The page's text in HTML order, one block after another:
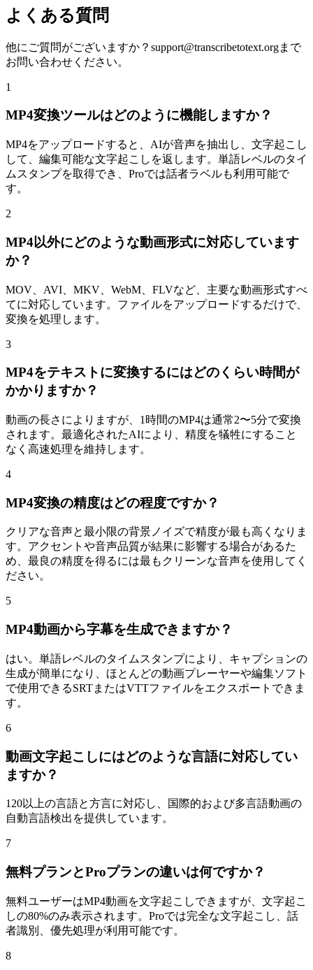
よくある質問
他にご質問がございますか？ support@transcribetotext.orgまで
お問い合わせください。
1
MP4変換ツールはどのように機能しますか？
MP4をアップロードすると、AIが音声を抽出し、文字起こし
して、編集可能な文字起こしを返します。単語レベルのタイ
ムスタンプを取得でき、Proでは話者ラベルも利用可能で
す。
2
MP4以外にどのような動画形式に対応しています
か？
MOV、AVI、MKV、WebM、FLVなど、主要な動画形式すべ
てに対応しています。ファイルをアップロードするだけで、
変換を処理します。
3
MP4をテキストに変換するにはどのくらい時間が
かかりますか？
動画の長さによりますが、1時間のMP4は通常2〜5分で変換
されます。最適化されたAIにより、精度を犠牲にすること
なく高速処理を維持します。
4
MP4変換の精度はどの程度ですか？
クリアな音声と最小限の背景ノイズで精度が最も高くなりま
す。アクセントや音声品質が結果に影響する場合があるた
め、最良の精度を得るには最もクリーンな音声を使用してく
ださい。
5
MP4動画から字幕を生成できますか？
はい。単語レベルのタイムスタンプにより、キャプションの
生成が簡単になり、ほとんどの動画プレーヤーや編集ソフト
で使用できるSRTまたはVTTファイルをエクスポートできま
す。
6
動画文字起こしにはどのような言語に対応してい
ますか？
120以上の言語と方言に対応し、国際的および多言語動画の
自動言語検出を提供しています。
7
無料プランとProプランの違いは何ですか？
無料ユーザーはMP4動画を文字起こしできますが、文字起こ
しの80%のみ表示されます。Proでは完全な文字起こし、話
者識別、優先処理が利用可能です。
8